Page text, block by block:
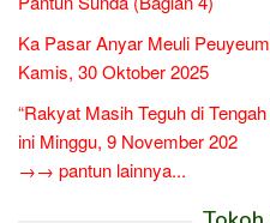
Ka Pasar Anyar Meuli
Kamis, 30 Oktober 2025
“Rakyat Masih Teguh di
ini Minggu, 9 November 202
→→ pantun lainnya...